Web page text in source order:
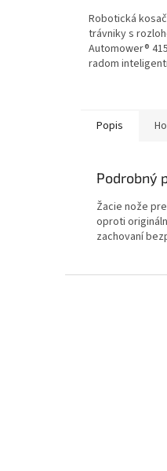
Robotická
trávniky s
Automower®
radom
Popis
Podrobný
Žacie nože
oproti
zachovaní